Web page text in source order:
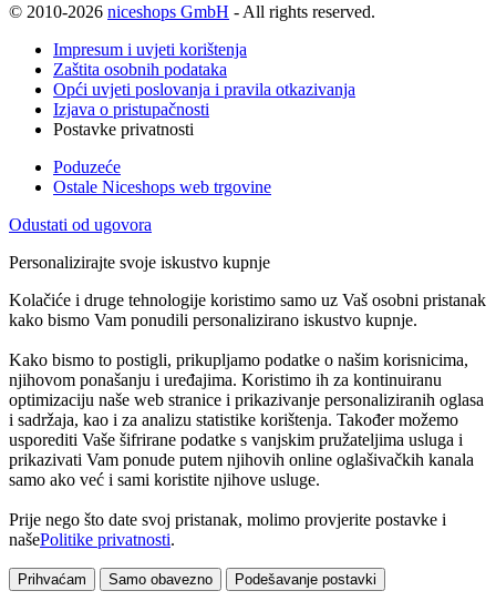
© 2010-2026 niceshops GmbH - All rights reserved.
Impresum i uvjeti korištenja
Zaštita osobnih podataka
Opći uvjeti poslovanja i pravila otkazivanja
Izjava o pristupačnosti
Postavke privatnosti
Poduzeće
Ostale Niceshops web trgovine
Odustati od ugovora
Personalizirajte svoje iskustvo kupnje
Kolačiće i druge tehnologije koristimo samo uz Vaš osobni pristanak
kako bismo Vam ponudili personalizirano iskustvo kupnje.
Kako bismo to postigli, prikupljamo podatke o našim korisnicima,
njihovom ponašanju i uređajima. Koristimo ih za kontinuiranu
optimizaciju naše web stranice i prikazivanje personaliziranih oglasa
i sadržaja, kao i za analizu statistike korištenja. Također možemo
usporediti Vaše šifrirane podatke s vanjskim pružateljima usluga i
prikazivati Vam ponude putem njihovih online oglašivačkih kanala
samo ako već i sami koristite njihove usluge.
Prije nego što date svoj pristanak, molimo provjerite postavke i
našePolitike privatnosti.
Prihvaćam Samo obavezno Podešavanje postavki